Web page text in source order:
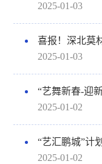
2025-01-03
2025-01-03
2025-01-02
2025-01-02